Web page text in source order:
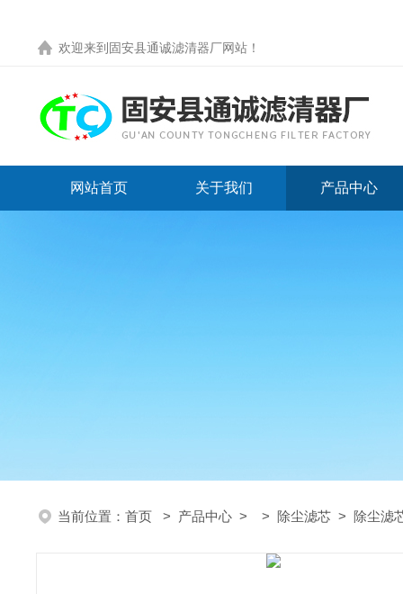
欢迎来到 固安县通诚滤清器厂网站 ！
网站首页 关于我们 产品中心
当前位置： 首页 > 产品中心 > > 除尘滤芯 > 除尘滤